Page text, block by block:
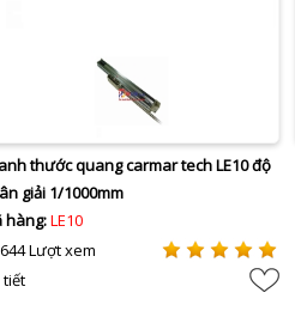
thước quang carmar tech LE10 độ
giải 1/1000mm
hàng:LE10
Lượt xem
tiết